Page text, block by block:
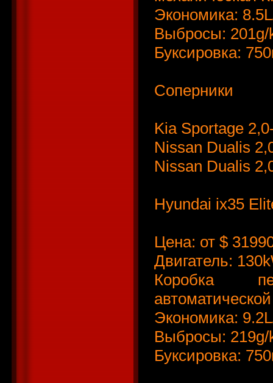
Экономика:
Выбросы:
Буксировка:
Соперники
Kia Sportage
Nissan Dualis
Nissan Dualis
Hyundai ix35
Цена: от $
Двигатель:
Коробка
Экономика:
Выбросы:
Буксировка: